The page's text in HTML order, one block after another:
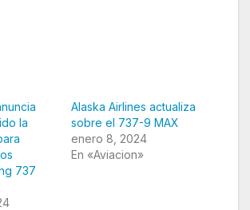
la
737
Alaska Airlines actualiza
sobre el 737-9 MAX
enero 8, 2024
En «Aviacion»